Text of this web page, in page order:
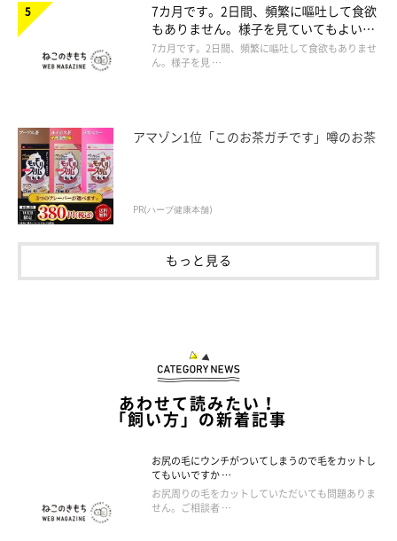
7カ月です。2日間、頻繁に嘔吐して食欲
もありません。様子を見ていてもよいで
しょうか。
7カ月です。2日間、頻繁に嘔吐して食欲もありませ
ん。様子を見 …
アマゾン1位「このお茶ガチです」噂のお茶
PR(ハーブ健康本舗)
もっと見る
あわせて読みたい！
「飼い方」の新着記事
お尻の毛にウンチがついてしまうので毛をカットし
てもいいですか …
お尻周りの毛をカットしていただいても問題ありま
せん。ご相談者 …